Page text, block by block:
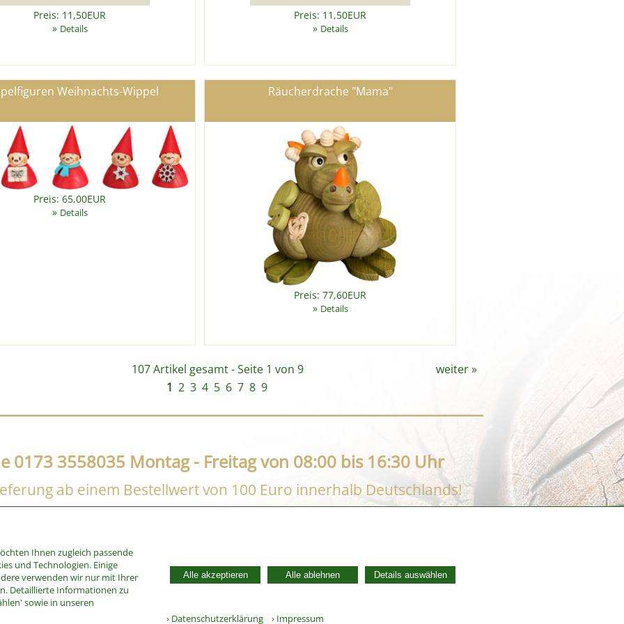
Ihnen zugleich passende
und Technologien. Einige
verwenden wir nur mit Ihrer
Detaillierte Informationen zu
sowie in unseren
Alle akzeptieren Alle ablehnen Details auswählen
› Datenschutzerklärung › Impressum
Preis: 11,50EUR
» Details
Preis: 11,50EUR
» Details
Weihnachts-Wippel
Preis: 65,00EUR
» Details
Räucherdrache "Mama"
Preis: 77,60EUR
» Details
107 Artikel gesamt - Seite 1 von 9 weiter»
1 2 3 4 5 6 7 8 9
3558035 Montag - Freitag von 08:00 bis 16:30 Uhr
ab einem Bestellwert von 100 Euro innerhalb Deutschlands!
Widerrufsbelehrung
Vertrag widerrufen
Zahlung und Versand